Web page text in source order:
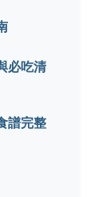
必吃清
譜完整